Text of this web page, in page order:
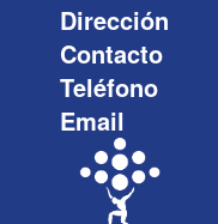
Dirección
Contacto
Teléfono
Email